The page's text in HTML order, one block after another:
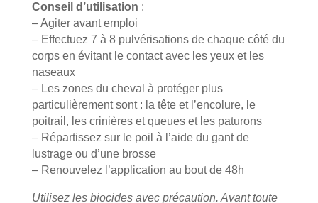
Conseil d’utilisation :
– Agiter avant emploi
– Effectuez 7 à 8 pulvérisations de chaque côté du
corps en évitant le contact avec les yeux et les
naseaux
– Les zones du cheval à protéger plus
particulièrement sont : la tête et l’encolure, le
poitrail, les crinières et queues et les paturons
– Répartissez sur le poil à l’aide du gant de
lustrage ou d’une brosse
– Renouvelez l’application au bout de 48h
Utilisez les biocides avec précaution. Avant toute